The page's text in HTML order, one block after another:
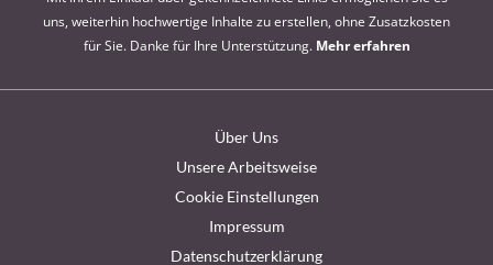
uns, weiterhin hochwertige Inhalte zu erstellen, ohne Zusatzkosten
für Sie. Danke für Ihre Unterstützung. Mehr erfahren
Über Uns
Unsere Arbeitsweise
Cookie Einstellungen
Impressum
Datenschutzerklärung